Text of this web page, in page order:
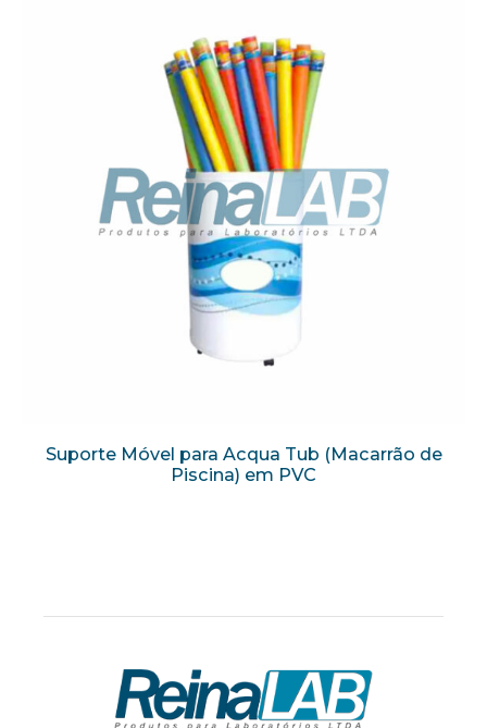
Suporte Móvel para Acqua Tub (Macarrão de
Piscina) em PVC